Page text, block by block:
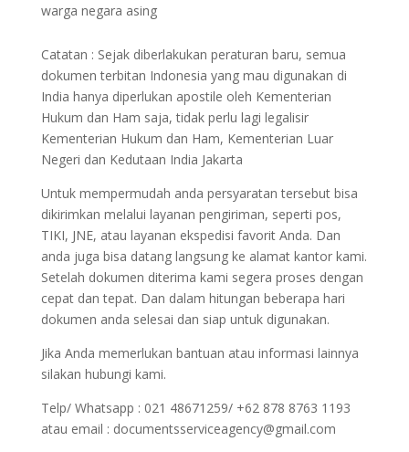
warga negara asing
Catatan : Sejak diberlakukan peraturan baru, semua
dokumen terbitan Indonesia yang mau digunakan di
India hanya diperlukan apostile oleh Kementerian
Hukum dan Ham saja, tidak perlu lagi legalisir
Kementerian Hukum dan Ham, Kementerian Luar
Negeri dan Kedutaan India Jakarta
Untuk mempermudah anda persyaratan tersebut bisa
dikirimkan melalui layanan pengiriman, seperti pos,
TIKI, JNE, atau layanan ekspedisi favorit Anda. Dan
anda juga bisa datang langsung ke alamat kantor kami.
Setelah dokumen diterima kami segera proses dengan
cepat dan tepat. Dan dalam hitungan beberapa hari
dokumen anda selesai dan siap untuk digunakan.
Jika Anda memerlukan bantuan atau informasi lainnya
silakan hubungi kami.
Telp/ Whatsapp : 021 48671259/ +62 878 8763 1193
atau email : documentsserviceagency@gmail.com